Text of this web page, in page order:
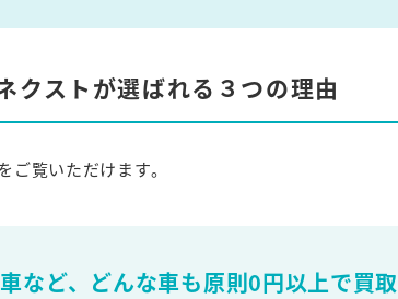
クストが選ばれる３つの理由
覧いただけます。
など、どんな車も原則0円以上で買取